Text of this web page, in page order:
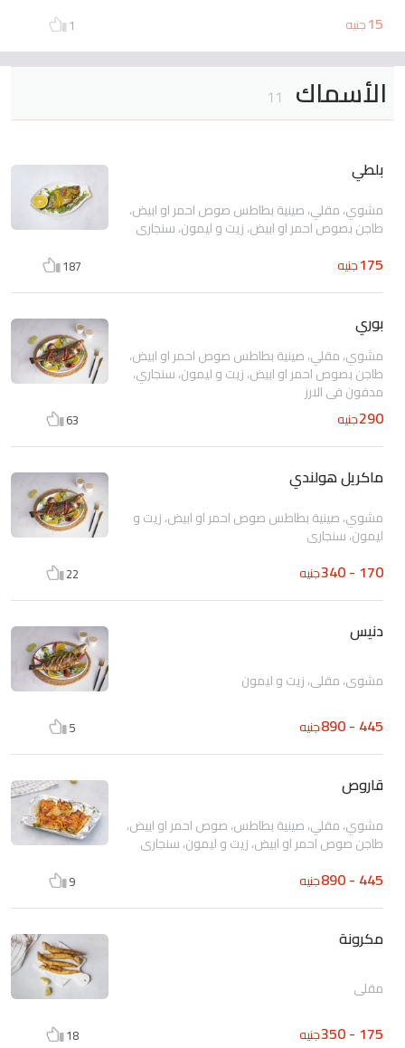
15جنيه 1
الأسماك 11
بلطي
مشوي، مقلي، صينية بطاطس صوص احمر او ابيض،
طاجن بصوص احمر او ابيض، زيت و ليمون، سنجاري
175جنيه 187
بوري
مشوي، مقلي، صينية بطاطس صوص احمر او ابيض،
طاجن بصوص احمر او ابيض، زيت و ليمون، سنجاري،
مدفون في الارز
290جنيه 63
ماكريل هولندي
مشوي، صينية بطاطس صوص احمر او ابيض، زيت و
ليمون، سنجاري
170 - 340 جنيه 22
دنيس
مشوي، مقلي، زيت و ليمون
445 - 890 جنيه 5
قاروص
مشوي، مقلي، صينية بطاطس، صوص احمر او ابيض،
طاجن صوص احمر او ابيض، زيت و ليمون، سنجاري
445 - 890 جنيه 9
مكرونة
مقلي
175 - 350 جنيه 18